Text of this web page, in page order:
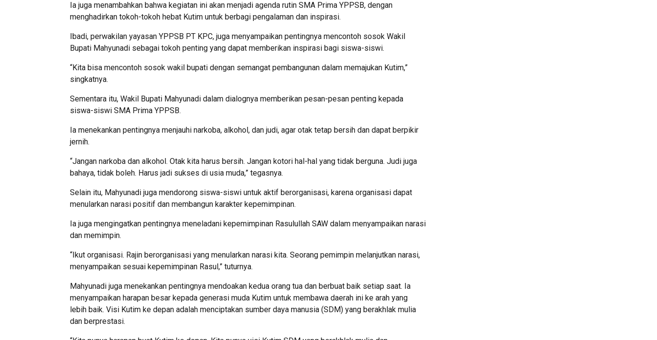
Ia juga menambahkan bahwa kegiatan ini akan menjadi agenda rutin SMA Prima YPPSB, dengan
menghadirkan tokoh-tokoh hebat Kutim untuk berbagi pengalaman dan inspirasi.
Ibadi, perwakilan yayasan YPPSB PT KPC, juga menyampaikan pentingnya mencontoh sosok Wakil
Bupati Mahyunadi sebagai tokoh penting yang dapat memberikan inspirasi bagi siswa-siswi.
“Kita bisa mencontoh sosok wakil bupati dengan semangat pembangunan dalam memajukan Kutim,”
singkatnya.
Sementara itu, Wakil Bupati Mahyunadi dalam dialognya memberikan pesan-pesan penting kepada
siswa-siswi SMA Prima YPPSB.
Ia menekankan pentingnya menjauhi narkoba, alkohol, dan judi, agar otak tetap bersih dan dapat berpikir
jernih.
“Jangan narkoba dan alkohol. Otak kita harus bersih. Jangan kotori hal-hal yang tidak berguna. Judi juga
bahaya, tidak boleh. Harus jadi sukses di usia muda,” tegasnya.
Selain itu, Mahyunadi juga mendorong siswa-siswi untuk aktif berorganisasi, karena organisasi dapat
menularkan narasi positif dan membangun karakter kepemimpinan.
Ia juga mengingatkan pentingnya meneladani kepemimpinan Rasulullah SAW dalam menyampaikan narasi
dan memimpin.
“Ikut organisasi. Rajin berorganisasi yang menularkan narasi kita. Seorang pemimpin melanjutkan narasi,
menyampaikan sesuai kepemimpinan Rasul,” tuturnya.
Mahyunadi juga menekankan pentingnya mendoakan kedua orang tua dan berbuat baik setiap saat. Ia
menyampaikan harapan besar kepada generasi muda Kutim untuk membawa daerah ini ke arah yang
lebih baik. Visi Kutim ke depan adalah menciptakan sumber daya manusia (SDM) yang berakhlak mulia
dan berprestasi.